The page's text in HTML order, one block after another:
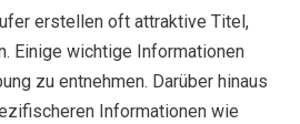
erstellen oft attraktive Titel,
Einige wichtige Informationen
zu entnehmen. Darüber hinaus
Informationen wie